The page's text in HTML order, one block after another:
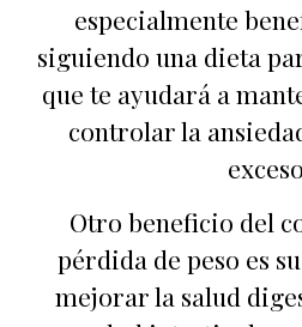
especialmente
siguiendo una dieta
que te ayudará a
controlar la
Otro beneficio del
pérdida de peso es
mejorar la salud